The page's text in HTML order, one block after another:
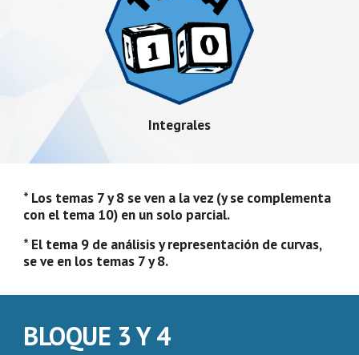
Integrales
* Los temas 7 y 8 se ven a la vez (y se complementa
con el tema 10) en un solo parcial.
* El tema 9 de análisis y representación de curvas,
se ve en los temas 7 y 8.
BLOQUE 3 Y 4